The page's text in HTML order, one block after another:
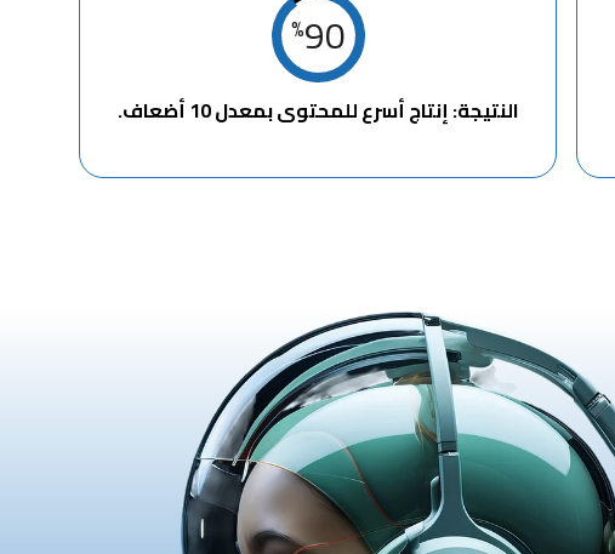
90
%
النتيجة: إنتاج أسرع للمحتوى بمعدل 10 أضعاف.